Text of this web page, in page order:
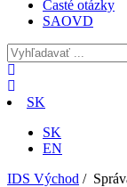
Časté otázky
SAOVD
SK
SK
EN
IDS Východ /